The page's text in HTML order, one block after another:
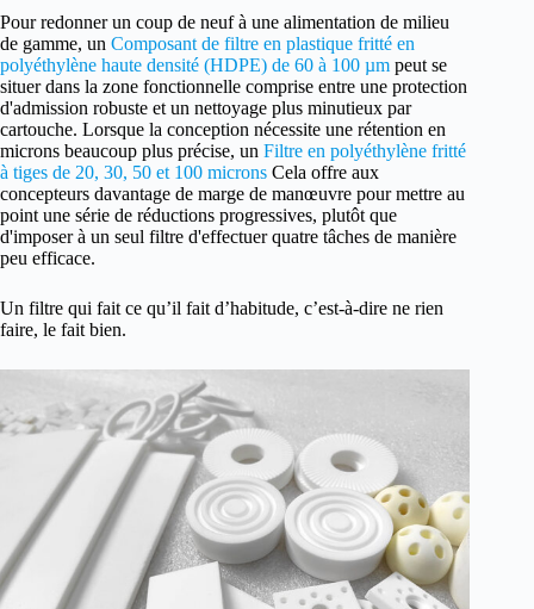
Pour redonner un coup de neuf à une alimentation de milieu
de gamme, un Composant de filtre en plastique fritté en
polyéthylène haute densité (HDPE) de 60 à 100 µm peut se
situer dans la zone fonctionnelle comprise entre une protection
d'admission robuste et un nettoyage plus minutieux par
cartouche. Lorsque la conception nécessite une rétention en
microns beaucoup plus précise, un Filtre en polyéthylène fritté
à tiges de 20, 30, 50 et 100 microns Cela offre aux
concepteurs davantage de marge de manœuvre pour mettre au
point une série de réductions progressives, plutôt que
d'imposer à un seul filtre d'effectuer quatre tâches de manière
peu efficace.
Un filtre qui fait ce qu’il fait d’habitude, c’est-à-dire ne rien
faire, le fait bien.